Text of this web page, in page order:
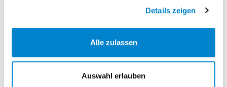
Details zeigen
Alle zulassen
Auswahl erlauben
Eigenschaften
Drücker & Griffe